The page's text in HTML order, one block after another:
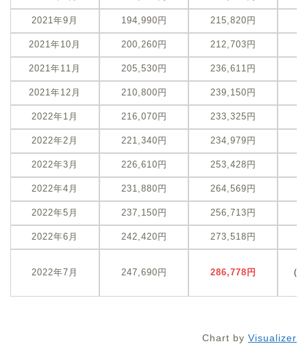
2021年9月 194,990円 215,820円
2021年10月 200,260円 212,703円
2021年11月 205,530円 236,611円
2021年12月 210,800円 239,150円
2022年1月 216,070円 233,325円
2022年2月 221,340円 234,979円
2022年3月 226,610円 253,428円
2022年4月 231,880円 264,569円
2022年5月 237,150円 256,713円
2022年6月 242,420円 273,518円
2022年7月 247,690円 286,778円
（
Chart by Visualizer